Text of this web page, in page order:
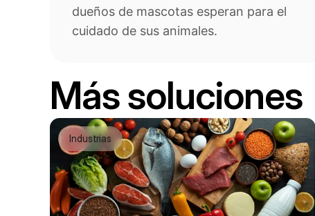
dueños de mascotas esperan para el
cuidado de sus animales.
Más soluciones
Industrias